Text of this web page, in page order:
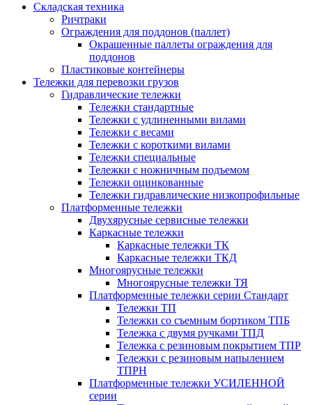
Складская техника
Ричтраки
Ограждения для поддонов (паллет)
Окрашенные паллеты ограждения для
поддонов
Пластиковые контейнеры
Тележки для перевозки грузов
Гидравлические тележки
Тележки стандартные
Тележки с удлиненными вилами
Тележки с весами
Тележки с короткими вилами
Тележки специальные
Тележки с ножничным подъемом
Тележки оцинкованные
Тележки гидравлические низкопрофильные
Платформенные тележки
Двухярусные сервисные тележки
Каркасные тележки
Каркасные тележки ТК
Каркасные тележки ТКД
Многоярусные тележки
Многоярусные тележки ТЯ
Платформенные тележки серии Стандарт
Тележки ТП
Тележки со съемным бортиком ТПБ
Тележка с двумя ручками ТПД
Тележка с резиновым покрытием ТПР
Тележки с резиновым напылением
ТПРН
Платформенные тележки УСИЛЕННОЙ
серии